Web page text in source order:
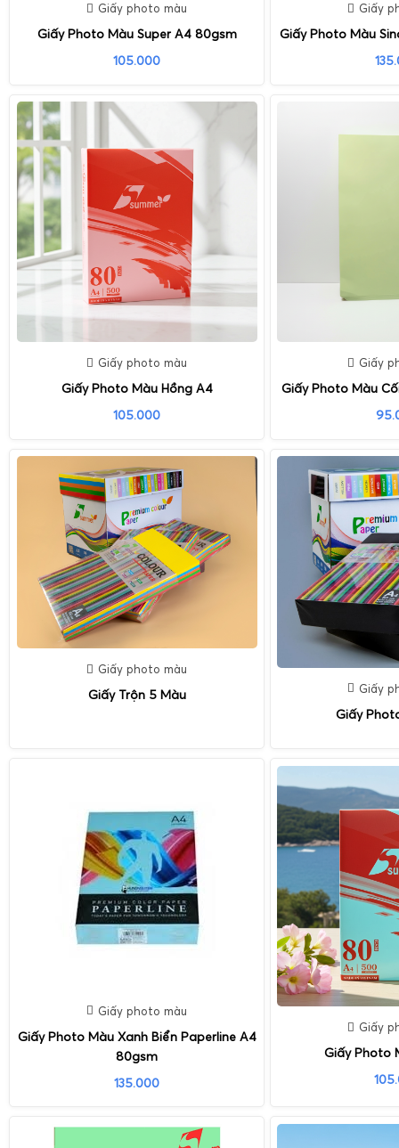
Giấy photo màu
Giấy Photo Màu Super A4 80gsm
105.000
Giấy
Giấy Photo Màu
Giấy photo màu
Giấy Photo Màu Hồng A4
105.000
Giấy
Giấy Photo Màu
Giấy photo màu
Giấy Trộn 5 Màu Giấy
Giấy
Giấy photo màu
Giấy Photo Màu Xanh Biển Paperline A4
80gsm
135.000
Giấy
Giấy Photo